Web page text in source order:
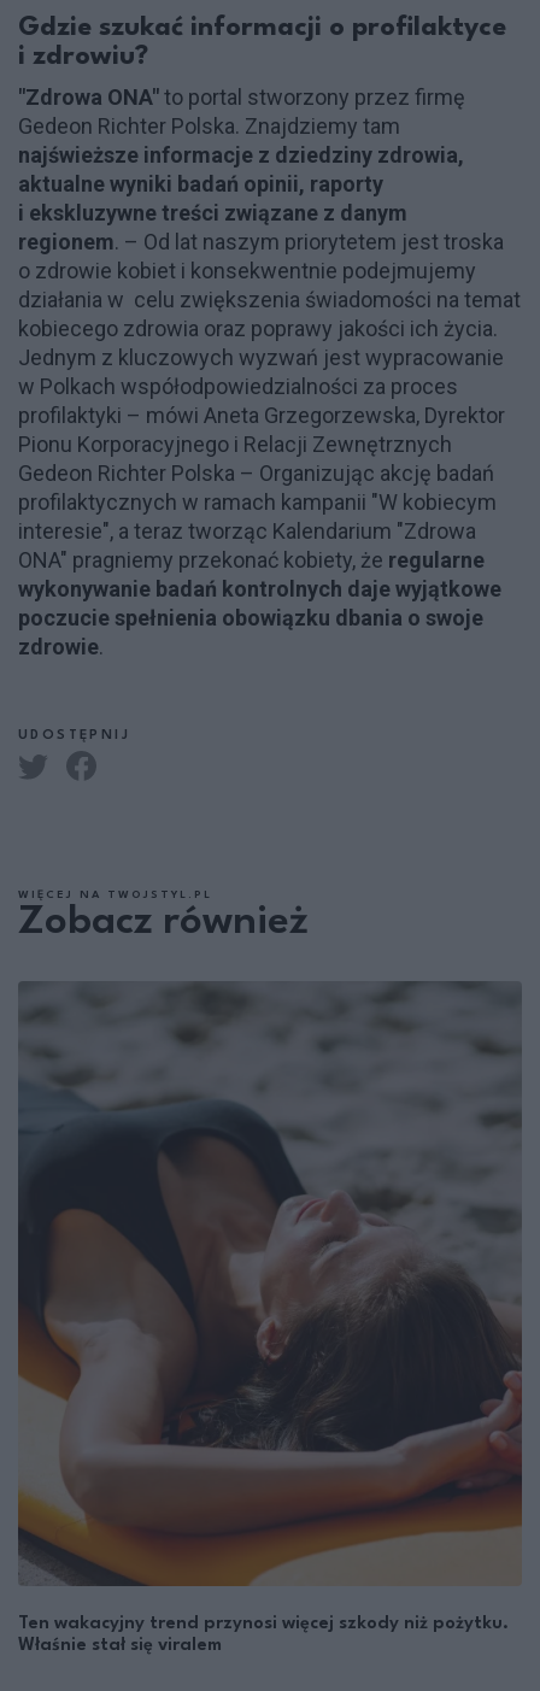
Gdzie szukać informacji o profilaktyce
i zdrowiu?
"Zdrowa ONA"to portal stworzony przez firmę
Gedeon Richter Polska. Znajdziemy tam
najświeższe informacje z dziedziny zdrowia,
aktualne wyniki badań opinii, raporty
i ekskluzywne treści związane z danym
regionem. – Od lat naszym priorytetem jest troska
o zdrowie kobiet i konsekwentnie podejmujemy
działania w celu zwiększenia świadomości na temat
kobiecego zdrowia oraz poprawy jakości ich życia.
Jednym z kluczowych wyzwań jest wypracowanie
w Polkach współodpowiedzialności za proces
profilaktyki – mówi Aneta Grzegorzewska, Dyrektor
Pionu Korporacyjnego i Relacji Zewnętrznych
Gedeon Richter Polska – Organizując akcję badań
profilaktycznych w ramach kampanii "W kobiecym
interesie", a teraz tworząc Kalendarium "Zdrowa
ONA" pragniemy przekonać kobiety, że regularne
wykonywanie badań kontrolnych daje wyjątkowe
poczucie spełnienia obowiązku dbania o swoje
zdrowie.
UDOSTĘPNIJ
WIĘCEJ NA TWOJSTYL.PL
Zobacz również
Ten wakacyjny trend przynosi więcej szkody niż pożytku.
Właśnie stał się viralem